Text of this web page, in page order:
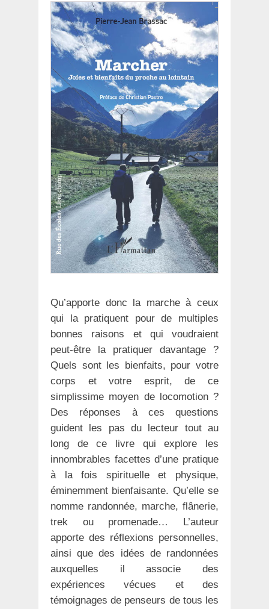
Qu’apporte donc la marche à ceux
qui la pratiquent pour de multiples
bonnes raisons et qui voudraient
peut-être la pratiquer davantage ?
Quels sont les bienfaits, pour votre
corps et votre esprit, de ce
simplissime moyen de locomotion ?
Des réponses à ces questions
guident les pas du lecteur tout au
long de ce livre qui explore les
innombrables facettes d’une pratique
à la fois spirituelle et physique,
éminemment bienfaisante. Qu’elle se
nomme randonnée, marche, flânerie,
trek ou promenade… L’auteur
apporte des réflexions personnelles,
ainsi que des idées de randonnées
auxquelles il associe des
expériences vécues et des
témoignages de penseurs de tous les